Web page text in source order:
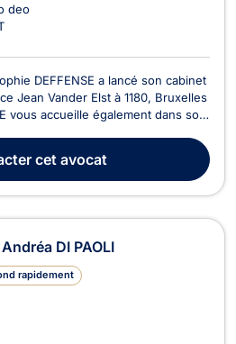
deo
DEFFENSE a lancé son cabinet
Jean Vander Elst à 1180, Bruxelles
vous accueille également dans son
en droit des assurances. Elle
des litiges ...
cet avocat
DI PAOLI
rapidement